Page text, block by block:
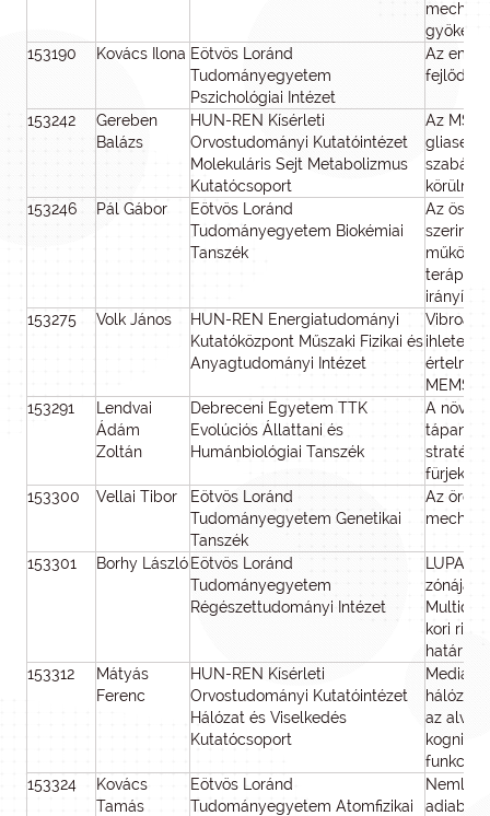
153190
Kovács Ilona Eötvös Loránd
Tudományegyetem
Pszichológiai Intézet
Az
153242
Gereben
Balázs
HUN-REN Kísérleti
Orvostudományi Kutatóintézet
Molekuláris Sejt Metabolizmus
Kutatócsoport
Az
153246
Pál Gábor
Eötvös Loránd
Tudományegyetem Biokémiai
Tanszék
Az
szerin
terápiás
153275
Volk János
HUN-REN Energiatudományi
Kutatóközpont Műszaki Fizikai és
Anyagtudományi Intézet
ihletett
MEMS
153291
Lendvai
Ádám
Zoltán
Debreceni Egyetem TTK
Evolúciós Állattani és
Humánbiológiai Tanszék
A
153300
Vellai Tibor
Eötvös Loránd
Tudományegyetem Genetikai
Tanszék
Az
153301 Borhy László Eötvös Loránd
Tudományegyetem
Régészettudományi Intézet
LUPA
kori ripa
153312
Mátyás
Ferenc
HUN-REN Kísérleti
Orvostudományi Kutatóintézet
Hálózat és Viselkedés
Kutatócsoport
az
kognitív
153324
Kovács
Tamás
Eötvös Loránd
Tudományegyetem Atomfizikai